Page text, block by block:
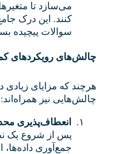
می‌سازد تا
کنند. این درک
سوالات پیچیده
چالش‌های رویکردهای
هرچند که مزایای زیادی
چالش‌هایی نیز همراه‌اند:
۱.
انعطاف‌پذیری
پس از شروع یک
جمع‌آوری